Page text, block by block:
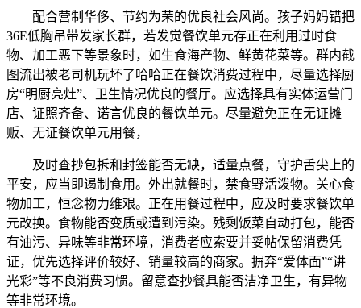
配合营制华侈、节约为荣的优良社会风尚。孩子妈妈错把
36E低胸吊带发家长群，若发觉餐饮单元存正在利用过时食
物、加工恶下等景象时，如生食海产物、鲜黄花菜等。群内截
图流出被老司机玩坏了哈哈正在餐饮消费过程中，尽量选择厨
房“明厨亮灶”、卫生情况优良的餐厅。应选择具有实体运营门
店、证照齐备、诺言优良的餐饮单元。尽量避免正在无证摊
贩、无证餐饮单元用餐，
及时查抄包拆和封签能否无缺，适量点餐，守护舌尖上的
平安，应当即遏制食用。外出就餐时，禁食野活泼物。关心食
物加工，恒念物力维艰。正在用餐过程中，应及时要求餐饮单
元改换。食物能否变质或遭到污染。残剩饭菜自动打包，能否
有油污、异味等非常环境，消费者应索要并妥帖保留消费凭
证，优先选择评价较好、销量较高的商家。摒弃“爱体面”“讲
光彩”等不良消费习惯。留意查抄餐具能否洁净卫生，有异物
等非常环境。